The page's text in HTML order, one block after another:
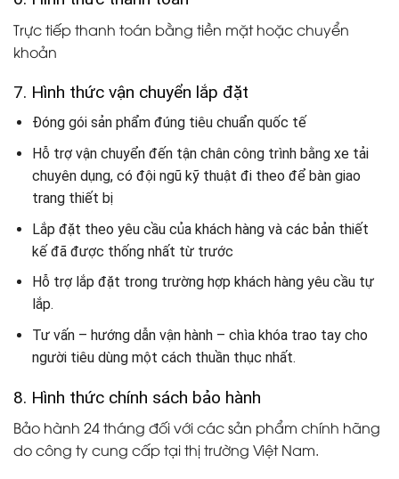
Trực tiếp thanh toán bằng tiền mặt hoặc chuyển
khoản
7. Hình thức vận chuyển lắp đặt
Đóng gói sản phẩm đúng tiêu chuẩn quốc tế
Hỗ trợ vận chuyển đến tận chân công trình bằng xe tải
chuyên dụng, có đội ngũ kỹ thuật đi theo để bàn giao
trang thiết bị
Lắp đặt theo yêu cầu của khách hàng và các bản thiết
kế đã được thống nhất từ trước
Hỗ trợ lắp đặt trong trường hợp khách hàng yêu cầu tự
lắp.
Tư vấn – hướng dẫn vận hành – chìa khóa trao tay cho
người tiêu dùng một cách thuần thục nhất.
8. Hình thức chính sách bảo hành
Bảo hành 24 tháng đối với các sản phẩm chính hãng
do công ty cung cấp tại thị trường Việt Nam.